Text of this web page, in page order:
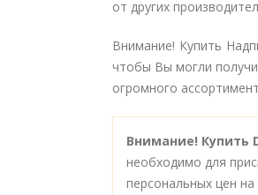
от других
Внимание! Купить
чтобы Вы могли
огромного
Внимание! Купить
необходимо для
персональных цен на